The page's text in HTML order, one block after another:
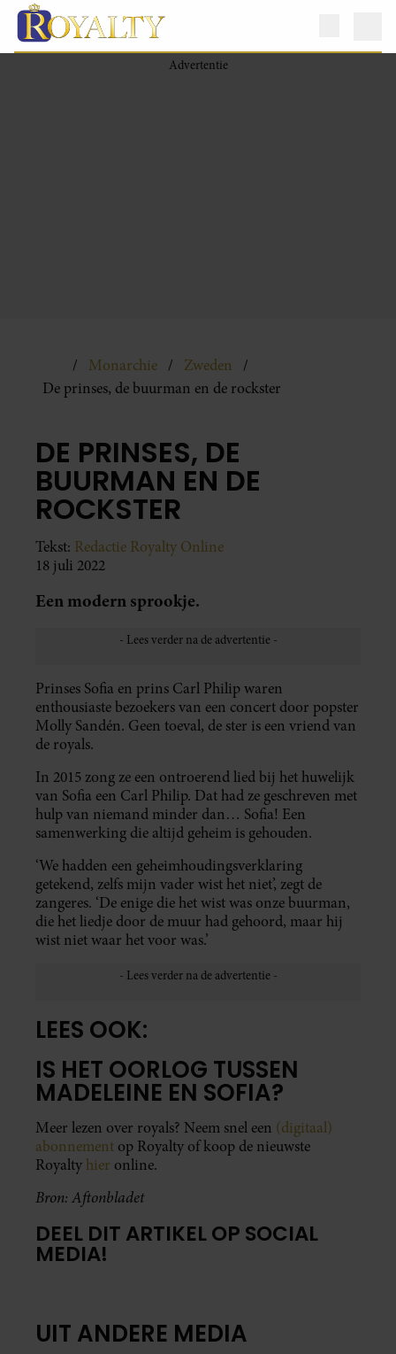
Monarchie
Zweden
De prinses, de buurman en de rockster
DE PRINSES, DE
BUURMAN EN DE
ROCKSTER
Tekst: Redactie Royalty Online
18 juli 2022
Een modern sprookje.
Prinses Sofia en prins Carl Philip waren
enthousiaste bezoekers van een concert door popster
Molly Sandén. Geen toeval, de ster is een vriend van
de royals.
In 2015 zong ze een ontroerend lied bij het huwelijk
van Sofia een Carl Philip. Dat had ze geschreven met
hulp van niemand minder dan… Sofia! Een
samenwerking die altijd geheim is gehouden.
‘We hadden een geheimhoudingsverklaring
getekend, zelfs mijn vader wist het niet’, zegt de
zangeres. ‘De enige die het wist was onze buurman,
die het liedje door de muur had gehoord, maar hij
wist niet waar het voor was.’
LEES OOK:
IS HET OORLOG TUSSEN
MADELEINE EN SOFIA?
Meer lezen over royals? Neem snel een (digitaal)
abonnement op Royalty of koop de nieuwste
Royalty hier online.
Bron: Aftonbladet
DEEL DIT ARTIKEL OP SOCIAL
MEDIA!
UIT ANDERE MEDIA